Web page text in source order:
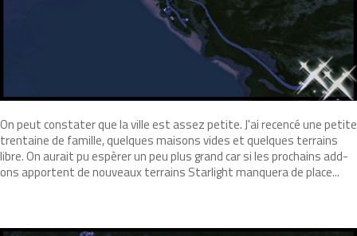
On peut constater que la ville est assez petite. J'ai recencé une petite
trentaine de famille, quelques maisons vides et quelques terrains
libre. On aurait pu espèrer un peu plus grand car si les prochains add-
ons apportent de nouveaux terrains Starlight manquera de place...